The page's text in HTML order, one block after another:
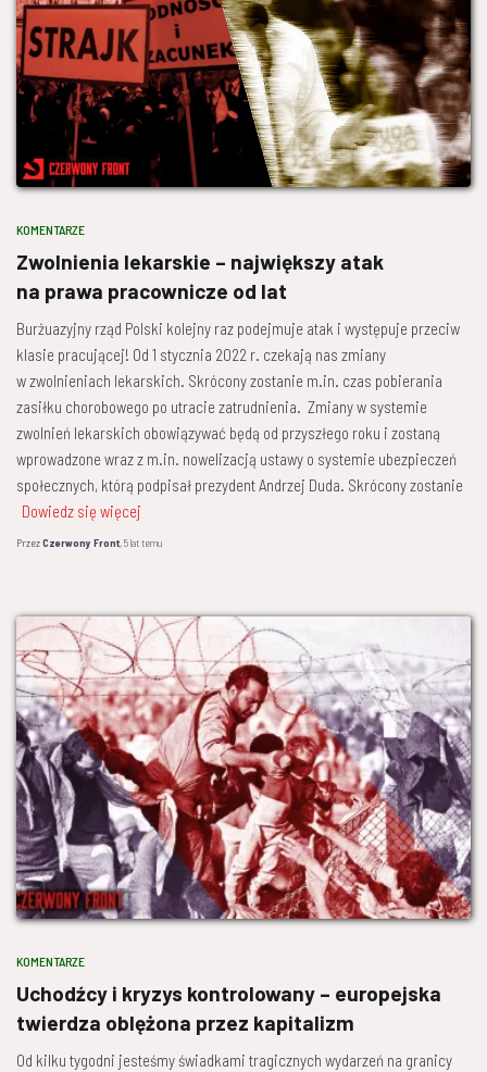
KOMENTARZE
Zwolnienia lekarskie – największy atak
na prawa pracownicze od lat
Burżuazyjny rząd Polski kolejny raz podejmuje atak i występuje przeciw
klasie pracującej! Od 1 stycznia 2022 r. czekają nas zmiany
w zwolnieniach lekarskich. Skrócony zostanie m.in. czas pobierania
zasiłku chorobowego po utracie zatrudnienia. Zmiany w systemie
zwolnień lekarskich obowiązywać będą od przyszłego roku i zostaną
wprowadzone wraz z m.in. nowelizacją ustawy o systemie ubezpieczeń
społecznych, którą podpisał prezydent Andrzej Duda. Skrócony zostanie
Dowiedz się więcej
PrzezCzerwony Front,5 lattemu
KOMENTARZE
Uchodźcy i kryzys kontrolowany – europejska
twierdza oblężona przez kapitalizm
Od kilku tygodni jesteśmy świadkami tragicznych wydarzeń na granicy